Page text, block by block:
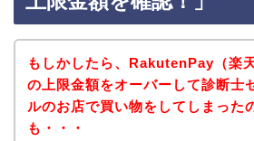
もしかしたら、RakutenPay（楽天
の上限金額をオーバーして診断士
ルのお店で買い物をしてしまった
も・・・